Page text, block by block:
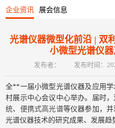
企业资讯 展会信息
光谱仪器微型化前沿 | 双
小微型光谱仪
发布者： 发布时间：
全**一届小微型光谱仪器及应用学
村展示中心会议中心举办。届时
统、 便携式高光谱等仪器参加，
光谱仪器技术的研究成果、发展趋